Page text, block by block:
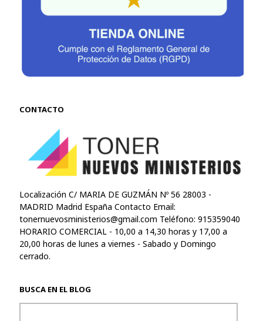
CONTACTO
Localización C/ MARIA DE GUZMÁN Nº 56 28003 -
MADRID Madrid España Contacto Email:
tonernuevosministerios@gmail.com Teléfono: 915359040
HORARIO COMERCIAL - 10,00 a 14,30 horas y 17,00 a
20,00 horas de lunes a viernes - Sabado y Domingo
cerrado.
BUSCA EN EL BLOG